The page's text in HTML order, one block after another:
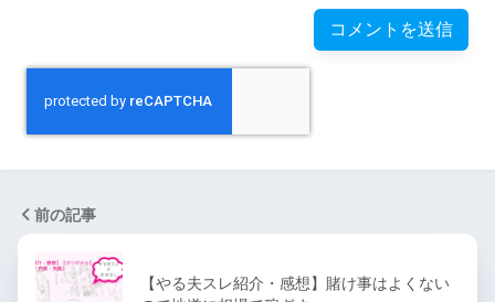
前の記事
【やる夫スレ紹介・感想】賭け事はよくない